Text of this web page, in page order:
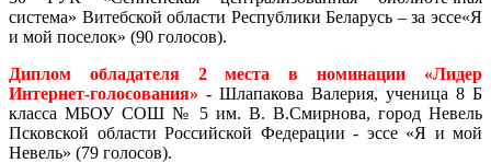
система» Витебской области Республики Беларусь – за эссе«Я
и мой поселок» (90 голосов).
Диплом обладателя 2 места в номинации «Лидер
Интернет-голосования» - Шлапакова Валерия, ученица 8 Б
класса МБОУ СОШ № 5 им. В. В.Смирнова, город Невель
Псковской области Российской Федерации - эссе «Я и мой
Невель» (79 голосов).